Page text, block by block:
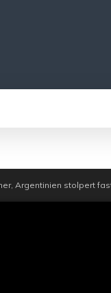
Argentinien stolpert